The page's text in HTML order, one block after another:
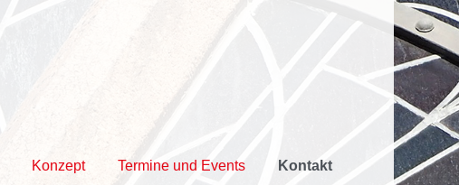
Konzept Termine und Events Kontakt